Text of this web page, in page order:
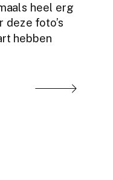
heel erg
deze foto’s
hebben